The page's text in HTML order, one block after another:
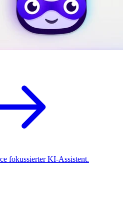
fokussierter KI-Assistent.